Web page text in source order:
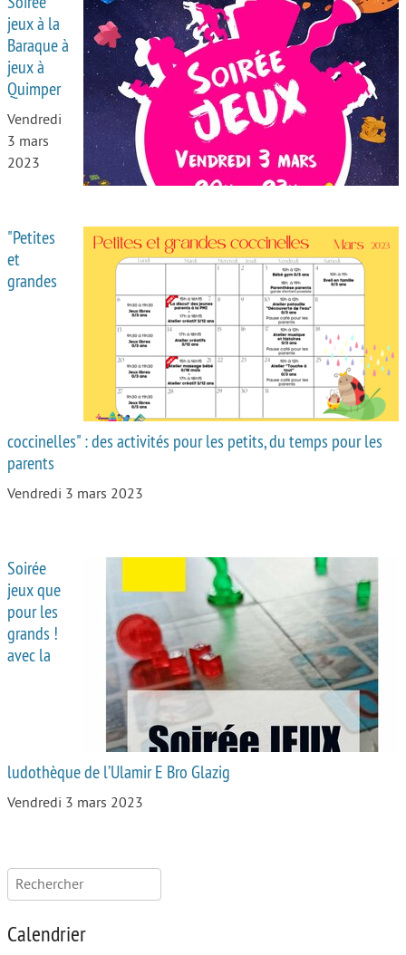
jeux à la
Baraque à
jeux à
Quimper
Vendredi
3 mars
2023
"Petites
et
grandes
coccinelles" : des activités pour les petits, du temps pour les
parents
Vendredi 3 mars 2023
Soirée
jeux que
pour les
grands !
avec la
ludothèque de l’Ulamir E Bro Glazig
Vendredi 3 mars 2023
Rechercher :
Calendrier